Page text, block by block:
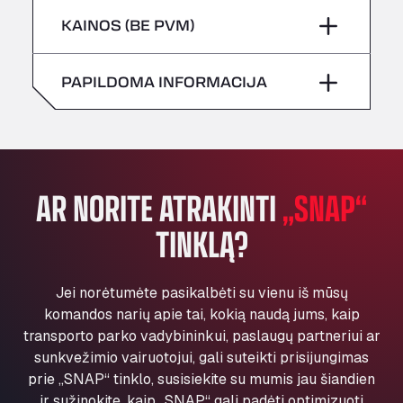
All 4 Trucks
Av. des Etats-Unis 90, 6041
Andamur Guarroman
Andamur Pamplona
A-15 Salida Imarcoain, 31119
Andamur San Roman II
Anglia Motel
Washway Road, PE12 8LT
Anpol Sp. z o.o.
Ul. Torunska 147, 85884
Aqua Ariva GmbH
Sekmadienis –
Penktadienis –
Sekmadienis –
KAINOS (BE PVM)
PAPILDOMA INFORMACIJA
AR NORITE ATRAKINTI„SNAP“
TINKLĄ?
Jei norėtumėte pasikalbėti su vienu iš mūsų
komandos narių apie tai, kokią naudą jums, kaip
transporto parko vadybininkui, paslaugų partneriui ar
sunkvežimio vairuotojui, gali suteikti prisijungimas
prie „SNAP“ tinklo, susisiekite su mumis jau šiandien